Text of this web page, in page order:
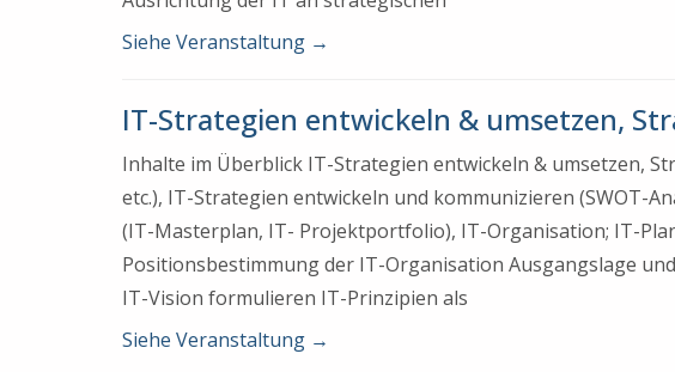
Siehe Veranstaltung →
IT-Strategien entwickeln & umsetzen,
Inhalte im Überblick IT-Strategien entwickeln & umsetzen,
etc.), IT-Strategien entwickeln und kommunizieren (SWOT-
(IT-Masterplan, IT- Projektportfolio), IT-Organisation; IT-
Positionsbestimmung der IT-Organisation Ausgangslage
IT-Vision formulieren IT-Prinzipien als
Siehe Veranstaltung →